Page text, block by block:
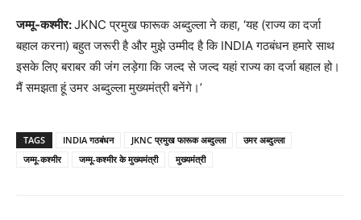
जम्मू-कश्मीर:JKNC प्रमुख फारूक अब्दुल्ला ने कहा, ‘यह (राज्य का दर्जा
बहाल करना) बहुत जरूरी है और मुझे उम्मीद है कि INDIA गठबंधन हमारे साथ
इसके लिए बराबर की जंग लड़ेगा कि जल्द से जल्द यहां राज्य का दर्जा बहाल हो।
मैं समझता हूं उमर अब्दुल्ला मुख्यमंत्री बनेंगे।’
TAGS INDIA गठबंधन JKNC प्रमुख फारूक अब्दुल्ला
उमर अब्दुल्ला
जम्मू-कश्मीर
जम्मू-कश्मीर के मुख्यमंत्री मुख्यमंत्री